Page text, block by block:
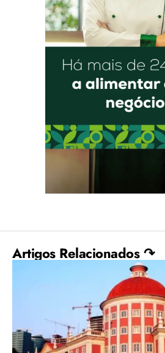
Artigos Relacionados ↷